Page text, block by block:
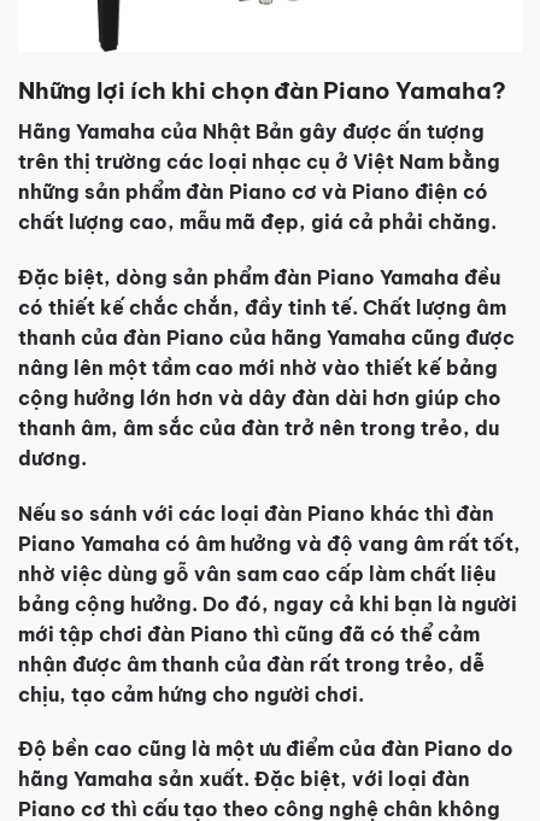
Những lợi ích khi chọn đàn Piano Yamaha?
Hãng Yamaha của Nhật Bản gây được ấn tượng
trên thị trường các loại nhạc cụ ở Việt Nam bằng
những sản phẩm đàn Piano cơ và Piano điện có
chất lượng cao, mẫu mã đẹp, giá cả phải chăng.
Đặc biệt, dòng sản phẩm đàn Piano Yamaha đều
có thiết kế chắc chắn, đầy tinh tế. Chất lượng âm
thanh của đàn Piano của hãng Yamaha cũng được
nâng lên một tầm cao mới nhờ vào thiết kế bảng
cộng hưởng lớn hơn và dây đàn dài hơn giúp cho
thanh âm, âm sắc của đàn trở nên trong trẻo, du
dương.
Nếu so sánh với các loại đàn Piano khác thì đàn
Piano Yamaha có âm hưởng và độ vang âm rất tốt,
nhờ việc dùng gỗ vân sam cao cấp làm chất liệu
bảng cộng hưởng. Do đó, ngay cả khi bạn là người
mới tập chơi đàn Piano thì cũng đã có thể cảm
nhận được âm thanh của đàn rất trong trẻo, dễ
chịu, tạo cảm hứng cho người chơi.
Độ bền cao cũng là một ưu điểm của đàn Piano do
hãng Yamaha sản xuất. Đặc biệt, với loại đàn
Piano cơ thì cấu tạo theo công nghệ chân không